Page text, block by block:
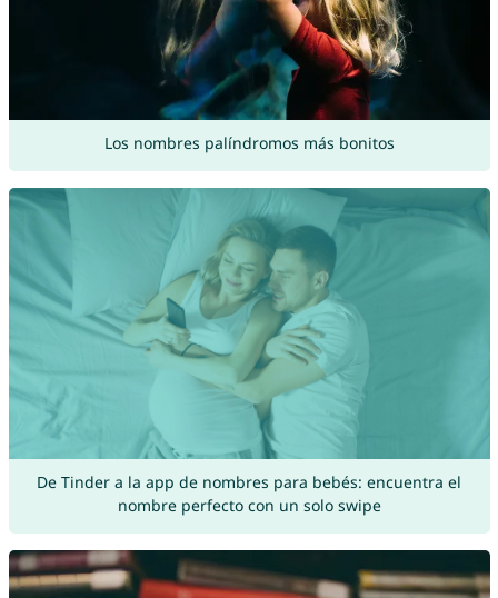
Los nombres palíndromos más bonitos
De Tinder a la app de nombres para bebés: encuentra el
nombre perfecto con un solo swipe